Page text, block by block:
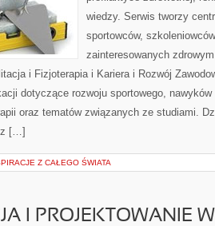
wiedzy. Serwis tworzy
sportowców,
zainteresowanych
i Fizjoterapia i Kariera i Rozwój
dotyczące rozwoju sportowego,
oraz tematów związanych ze studiami.
z […]
Z CAŁEGO ŚWIATA
I PROJEKTOWANIE